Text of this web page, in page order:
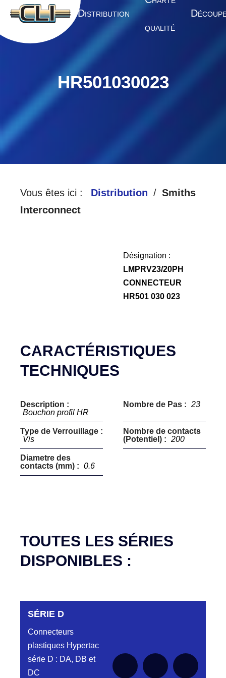
A CCUEIL DISTRIBUTION
QUALITÉ
D
HR501030023
Vous êtes ici : Distribution
Smiths
Interconnect
Désignation :
LMPRV23/20PH
CONNECTEUR
HR501 030 023
CARACTÉRISTIQUES
TECHNIQUES
Description :
Bouchon profil HR
Nombre de Pas : 23
Type de Verrouillage :
Vis
Nombre de contacts
(Potentiel) : 200
Diametre des
contacts (mm) : 0.6
TOUTES LES SÉRIES
DISPONIBLES :
SÉRIE D
Connecteurs
plastiques Hypertac
série D : DA, DB et
DC